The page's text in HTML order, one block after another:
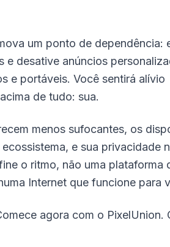
um ponto de dependência:
e desative anúncios
e portáveis. Você sentirá alívio
de tudo: sua.
menos sufocantes, os
e sua privacidade
o ritmo, não uma plataforma
Internet que funcione para
agora com o PixelUnion.